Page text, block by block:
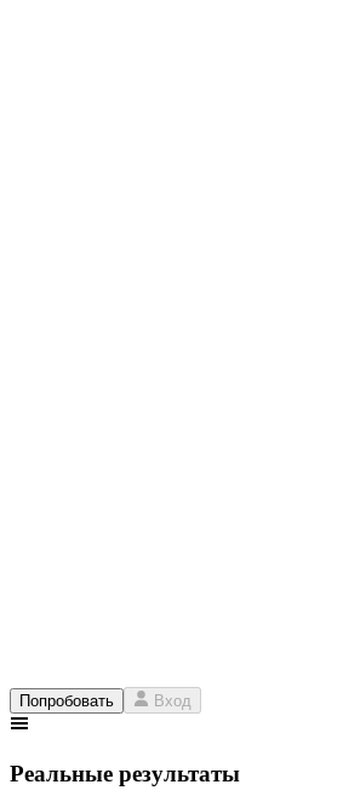
Попробовать Вход
Реальные результаты